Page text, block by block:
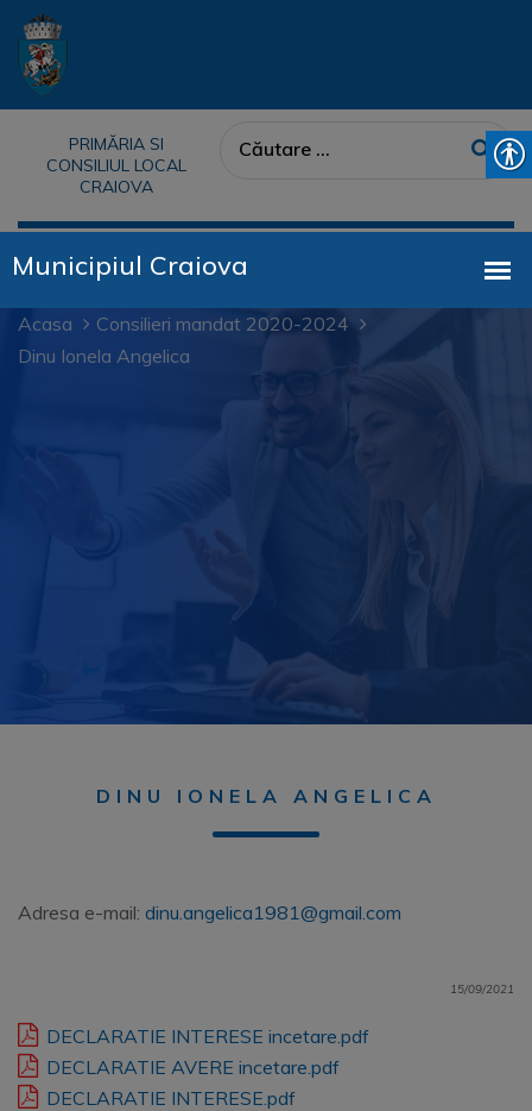
PRIMĂRIA SI
CONSILIUL LOCAL
CRAIOVA
Acasa
Consilieri mandat 2020-2024
Dinu Ionela Angelica
DINU IONELA ANGELICA
Adresa e-mail: dinu.angelica1981@gmail.com
15/09/2021
DECLARATIE INTERESE incetare.pdf
DECLARATIE AVERE incetare.pdf
DECLARATIE INTERESE.pdf